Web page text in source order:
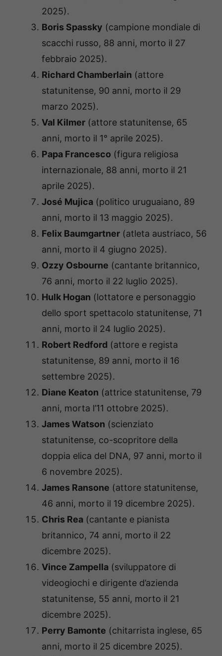
2025).
Boris Spassky (campione mondiale di
scacchi russo, 88 anni, morto il 27
febbraio 2025).
Richard Chamberlain (attore
statunitense, 90 anni, morto il 29
marzo 2025).
Val Kilmer (attore statunitense, 65
anni, morto il 1° aprile 2025).
Papa Francesco (figura religiosa
internazionale, 88 anni, morto il 21
aprile 2025).
José Mujica (politico uruguaiano, 89
anni, morto il 13 maggio 2025).
Felix Baumgartner (atleta austriaco, 56
anni, morto il 4 giugno 2025).
Ozzy Osbourne (cantante britannico,
76 anni, morto il 22 luglio 2025).
Hulk Hogan (lottatore e personaggio
dello sport spettacolo statunitense, 71
anni, morto il 24 luglio 2025).
Robert Redford (attore e regista
statunitense, 89 anni, morto il 16
settembre 2025).
Diane Keaton (attrice statunitense, 79
anni, morta l’11 ottobre 2025).
James Watson (scienziato
statunitense, co-scopritore della
doppia elica del DNA, 97 anni, morto il
6 novembre 2025).
James Ransone (attore statunitense,
46 anni, morto il 19 dicembre 2025).
Chris Rea (cantante e pianista
britannico, 74 anni, morto il 22
dicembre 2025).
Vince Zampella (sviluppatore di
videogiochi e dirigente d’azienda
statunitense, 55 anni, morto il 21
dicembre 2025).
Perry Bamonte (chitarrista inglese, 65
anni, morto il 25 dicembre 2025).